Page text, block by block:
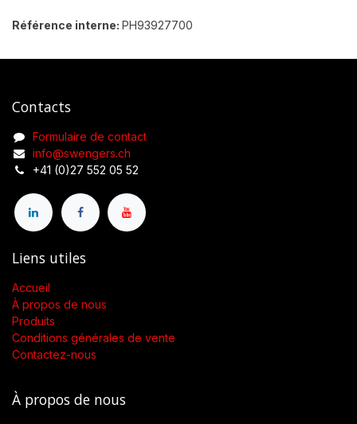
Référence interne: PH93927700
Contacts
Formulaire de contact
info@swengers.ch
+41 (0)27 552 05 52
Liens utiles
Accueil
À propos de nous
Produits
Conditions générales de vente
Contactez-nous
À propos de nous